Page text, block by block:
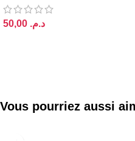
د.م.
Vous pourriez aussi